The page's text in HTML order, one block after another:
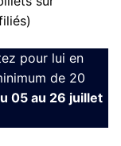
pour lui en
de 20
05 au 26 juillet